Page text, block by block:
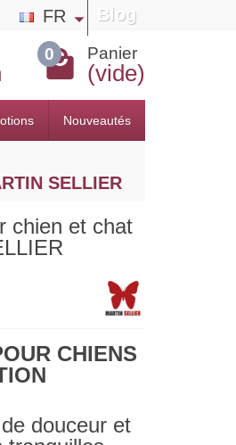
FR Blog
0 Panier
(vide)
Nouveautés
SELLIER
chien et chat
CHIENS
douceur et